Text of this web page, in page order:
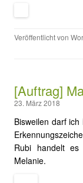
Veröffentlicht von
[Auftrag]
23. März 2018
Bisweilen darf
Rubi handelt
Melanie.